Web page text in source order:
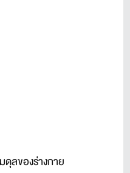
ดุลของร่างกาย